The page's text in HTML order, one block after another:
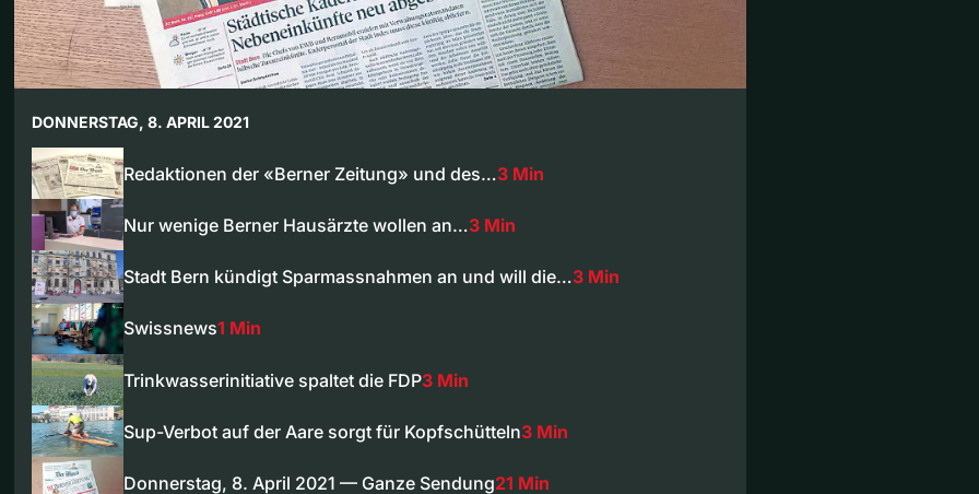
DONNERSTAG, 8. APRIL 2021
Redaktionen der «Berner Zeitung» und des…3 Min
Nur wenige Berner Hausärzte wollen an…3 Min
Stadt Bern kündigt Sparmassnahmen an und will die…3 Min
Swissnews1 Min
Trinkwasserinitiative spaltet die FDP3 Min
Sup-Verbot auf der Aare sorgt für Kopfschütteln3 Min
Donnerstag, 8. April 2021 — Ganze Sendung21 Min